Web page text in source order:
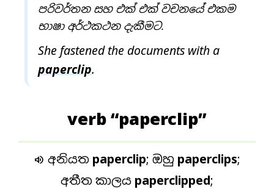
පරිවර්තන සහ එක් එක් වචනයේ එකම
භාෂා අර්ථකථන දැකීමට.
She fastened the documents with a
paperclip.
verb “paperclip”
 අනියත paperclip; ඔහු paperclips;
අතීත කාලය paperclipped;